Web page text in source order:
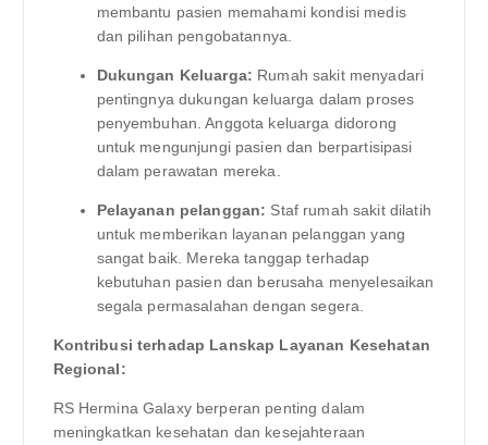
membantu pasien memahami kondisi medis
dan pilihan pengobatannya.
Dukungan Keluarga: Rumah sakit menyadari
pentingnya dukungan keluarga dalam proses
penyembuhan. Anggota keluarga didorong
untuk mengunjungi pasien dan berpartisipasi
dalam perawatan mereka.
Pelayanan pelanggan: Staf rumah sakit dilatih
untuk memberikan layanan pelanggan yang
sangat baik. Mereka tanggap terhadap
kebutuhan pasien dan berusaha menyelesaikan
segala permasalahan dengan segera.
Kontribusi terhadap Lanskap Layanan Kesehatan
Regional:
RS Hermina Galaxy berperan penting dalam
meningkatkan kesehatan dan kesejahteraan